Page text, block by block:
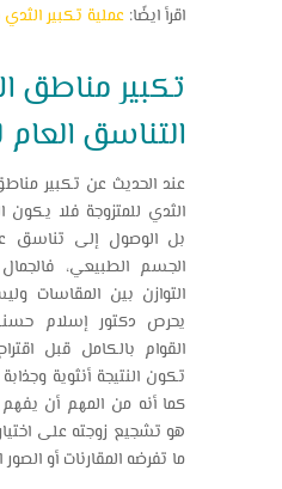
اقرأ ايضًا: عملية تكبير
تكبير مناطق
التناسق
عند الحديث عن تكبير
الثدي للمتزوجة فلا يكون
بل الوصول إلى
الجسم الطبيعي،
التوازن بين المقاسات
يحرص دكتور إسلام
القوام بالكامل قبل
تكون النتيجة أنثوية
كما أنه من المهم أن يفهم
هو تشجيع زوجته على
ما تفرضه المقارنات أو الصور